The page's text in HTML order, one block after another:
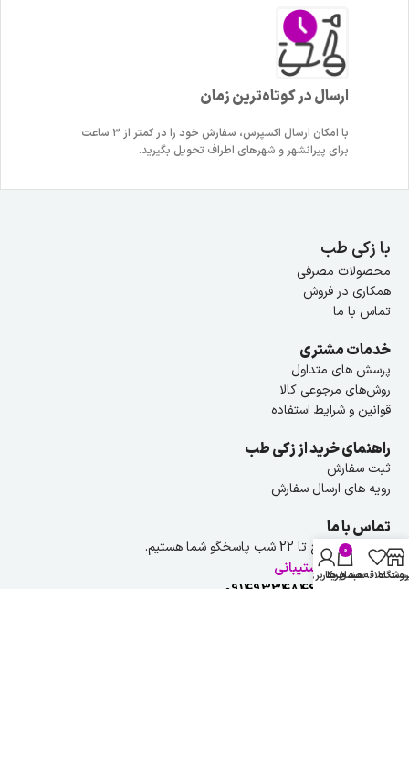
ارسال در کوتاه‌ترین زمان
با امکان ارسال اکسپرس، سفارش خود را در کمتر از ۳ ساعت
برای پیرانشهر و شهرهای اطراف تحویل بگیرید.
با زکی طب
محصولات مصرفی
همکاری در فروش
تماس با ما
خدمات مشتری
پرسش های متداول
روش‌های مرجوعی کالا
قوانین و شرایط استفاده
راهنمای خرید از زکی طب
ثبت سفارش
رویه های ارسال سفارش
تماس با ما
هر روز از ۹ صبح تا 22 شب پاسخگو شما هستیم.
راهنمایی و پشتیبانی
09149334846
علاقه مندی ها
0
سبد خرید
حساب کاربری من